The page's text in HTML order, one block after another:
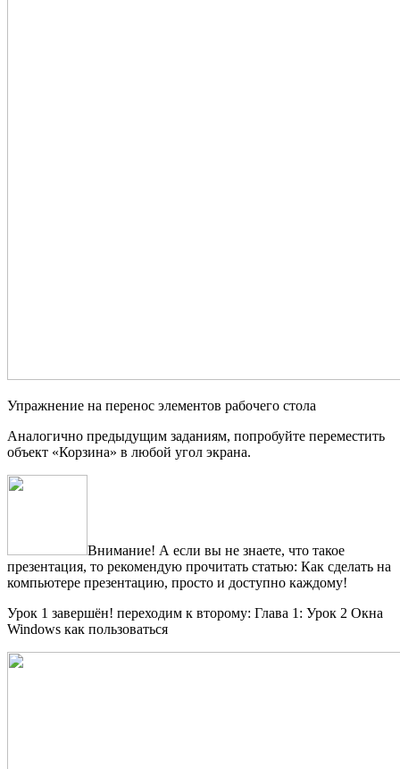
Упражнение на перенос элементов рабочего стола
Аналогично предыдущим заданиям, попробуйте переместить
объект «Корзина» в любой угол экрана.
Внимание! А если вы не знаете, что такое
презентация, то рекомендую прочитать статью: Как сделать на
компьютере презентацию, просто и доступно каждому!
Урок 1 завершён! переходим к второму: Глава 1: Урок 2 Окна
Windows как пользоваться